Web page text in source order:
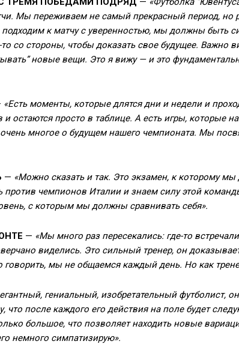
Мы переживаем не самый прекрасный период, но
к матчу с уверенностью, мы должны быть
со стороны, чтобы доказать свое будущее. Важно
новые вещи. Это я вижу — и это
«Есть моменты, которые длятся дни и недели и
и остаются просто в таблице. А есть игры, которые
очень многое о будущем нашего чемпионата. Мы
— «Можно сказать и так. Это экзамен, к которому
против чемпионов Италии и знаем силу этой
с которым мы должны сравнивать себя».
— «Мы много раз пересекались: где-то
виделись. Это сильный тренер, он
говорить, мы не общаемся каждый день. Но как
гениальный, изобретательный футболист,
что после каждого его действия на поле будет
большое, что позволяет находить новые
немного симпатизирую».